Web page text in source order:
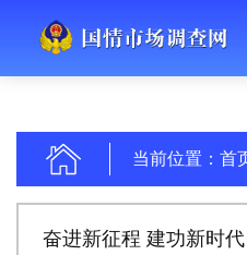
当前位置： 首
奋进新征程 建功新时